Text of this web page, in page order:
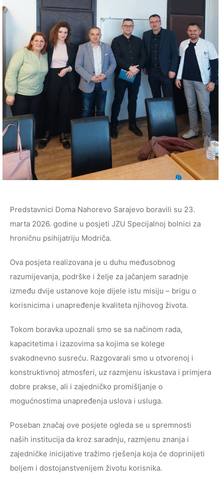
Predstavnici Doma Nahorevo Sarajevo boravili su 23.
marta 2026. godine u posjeti JZU Specijalnoj bolnici za
hroničnu psihijatriju Modriča.
Ova posjeta realizovana je u duhu međusobnog
razumijevanja, podrške i želje za jačanjem saradnje
između dvije ustanove koje dijele istu misiju – brigu o
korisnicima i unapređenje kvaliteta njihovog života.
Tokom boravka upoznali smo se sa načinom rada,
kapacitetima i izazovima sa kojima se kolege
svakodnevno susreću. Razgovarali smo u otvorenoj i
konstruktivnoj atmosferi, uz razmjenu iskustava i primjera
dobre prakse, ali i zajedničko promišljanje o
mogućnostima unapređenja uslova i usluga.
Poseban značaj ove posjete ogleda se u spremnosti
naših institucija da kroz saradnju, razmjenu znanja i
zajedničke inicijative tražimo rješenja koja će doprinijeti
boljem i dostojanstvenijem životu korisnika.